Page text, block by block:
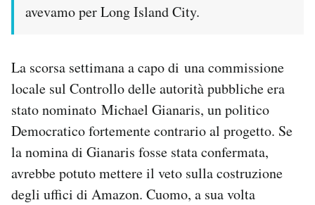
avevamo per Long Island City.
La scorsa settimana a capo di una commissione
locale sul Controllo delle autorità pubbliche era
stato nominato Michael Gianaris, un politico
Democratico fortemente contrario al progetto. Se
la nomina di Gianaris fosse stata confermata,
avrebbe potuto mettere il veto sulla costruzione
degli uffici di Amazon. Cuomo, a sua volta